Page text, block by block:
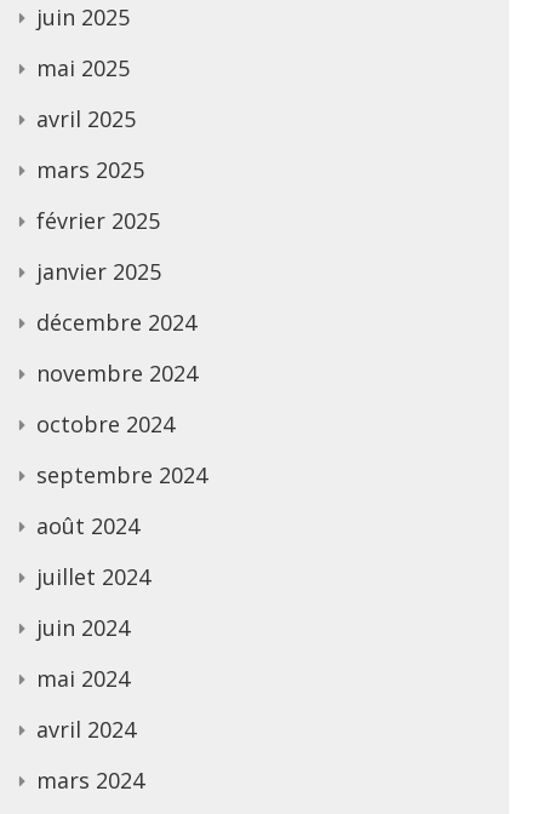
juin 2025
mai 2025
avril 2025
mars 2025
février 2025
janvier 2025
décembre 2024
novembre 2024
octobre 2024
septembre 2024
août 2024
juillet 2024
juin 2024
mai 2024
avril 2024
mars 2024